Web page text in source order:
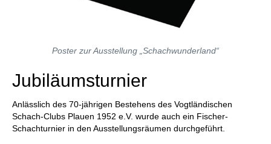
Poster zur Ausstellung „Schachwunderland“
Jubiläumsturnier
Anlässlich des 70-jährigen Bestehens des Vogtländischen
Schach-Clubs Plauen 1952 e.V. wurde auch ein Fischer-
Schachturnier in den Ausstellungsräumen durchgeführt.